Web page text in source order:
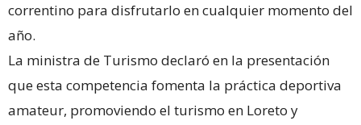
correntino para disfrutarlo en cualquier momento del
año.
La ministra de Turismo declaró en la presentación
que esta competencia fomenta la práctica deportiva
amateur, promoviendo el turismo en Loreto y